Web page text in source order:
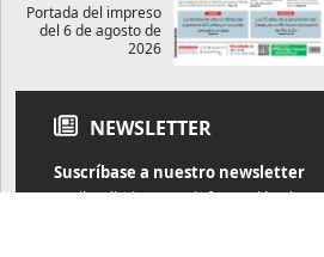
Portada del impreso
del 6 de agosto de
2026
NEWSLETTER
Suscríbase a nuestro newsletter
Reciba diariamente información de